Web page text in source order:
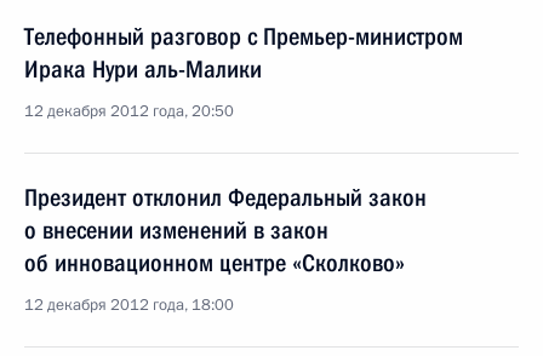
Телефонный разговор с Премьер-министром
Ирака Нури аль-Малики
12 декабря 2012 года, 20:50
Президент отклонил Федеральный закон
о внесении изменений в закон
об инновационном центре «Сколково»
12 декабря 2012 года, 18:00